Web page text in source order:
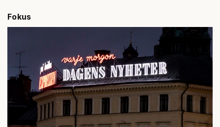
Fokus